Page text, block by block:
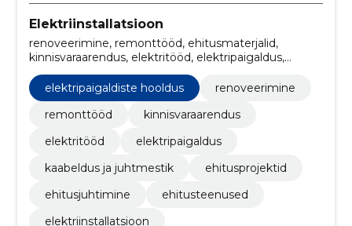
Elektriinstallatsioon
renoveerimine, remonttööd, ehitusmaterjalid,
kinnisvaraarendus, elektritööd, elektripaigaldus,
elektripaigaldiste hooldus, kaabeldus ja juhtmestik,
majaehitus, ehitusprojektid
elektripaigaldiste hooldus
renoveerimine
remonttööd
kinnisvaraarendus
elektritööd
elektripaigaldus
kaabeldus ja juhtmestik
ehitusprojektid
ehitusjuhtimine
ehitusteenused
elektriinstallatsioon